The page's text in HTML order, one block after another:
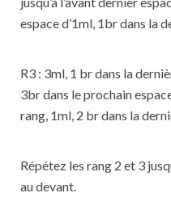
espace d’1ml, 1br dans la
R3 : 3ml, 1 br dans la
3br dans le prochain
rang, 1ml, 2 br dans la
Répétez les rang 2 et 3
au devant.